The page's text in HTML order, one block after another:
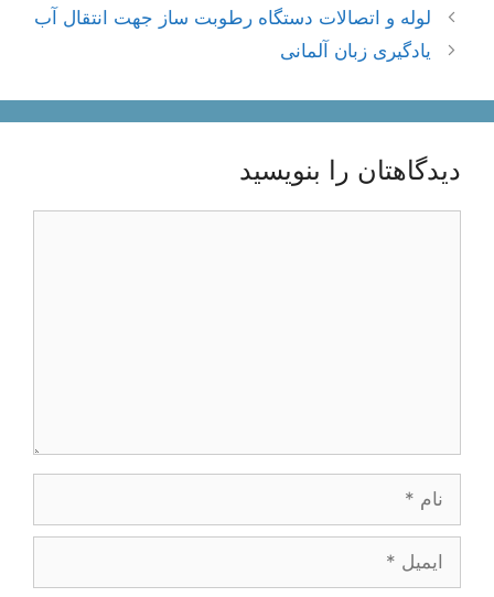
ناوبری
نوشته‌ها
لوله و اتصالات دستگاه رطوبت ساز جهت انتقال آب
یادگیری زبان آلمانی
دیدگاهتان را بنویسید